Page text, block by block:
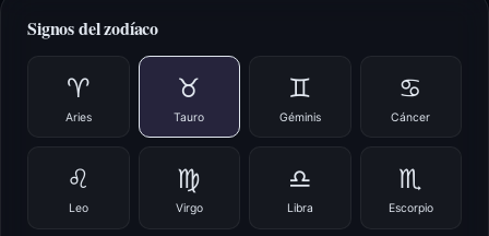
Signos del zodíaco
♈
Aries
♉
Tauro
♊
Géminis
♋
Cáncer
♌
Leo
♍
Virgo
♎
Libra
♏
Escorpio